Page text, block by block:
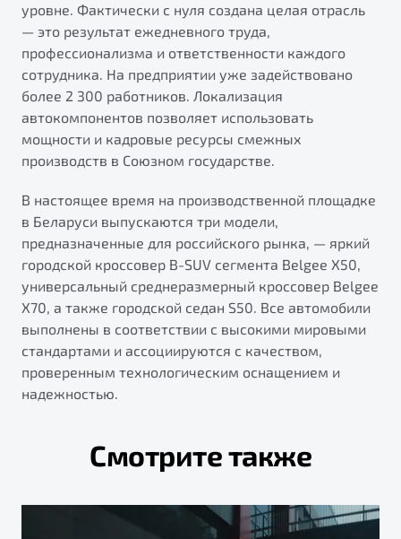
Обзор В наличии
уровне. Фактически с нуля создана целая отрасль
— это результат ежедневного труда,
профессионализма и ответственности каждого
сотрудника. На предприятии уже задействовано
более 2 300 работников. Локализация
автокомпонентов позволяет использовать
мощности и кадровые ресурсы смежных
производств в Союзном государстве.
В настоящее время на производственной площадке
в Беларуси выпускаются три модели,
предназначенные для российского рынка, — яркий
городской кроссовер B-SUV сегмента Belgee X50,
универсальный среднеразмерный кроссовер Belgee
X70, а также городской седан S50. Все автомобили
выполнены в соответствии с высокими мировыми
стандартами и ассоциируются с качеством,
проверенным технологическим оснащением и
надежностью.
Смотрите также